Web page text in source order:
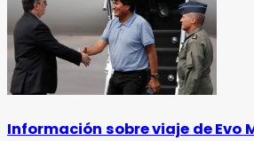
Información sobre viaje de Evo